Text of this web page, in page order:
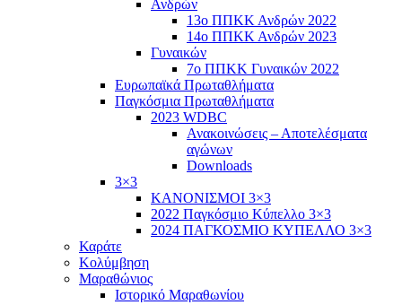
Ανδρών
13ο ΠΠΚΚ Ανδρών 2022
14ο ΠΠΚΚ Ανδρών 2023
Γυναικών
7ο ΠΠΚΚ Γυναικών 2022
Ευρωπαϊκά Πρωταθλήματα
Παγκόσμια Πρωταθλήματα
2023 WDBC
Ανακοινώσεις – Αποτελέσματα
αγώνων
Downloads
3×3
ΚΑΝΟΝΙΣΜΟΙ 3×3
2022 Παγκόσμιο Κύπελλο 3×3
2024 ΠΑΓΚΟΣΜΙΟ ΚΥΠΕΛΛΟ 3×3
Καράτε
Κολύμβηση
Μαραθώνιος
Ιστορικό Μαραθωνίου